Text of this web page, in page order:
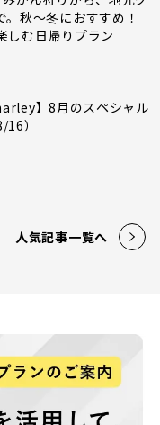
秋〜冬におすすめ！
しむ日帰りプラン
】8月のスペシャル
）
人気記事一覧へ